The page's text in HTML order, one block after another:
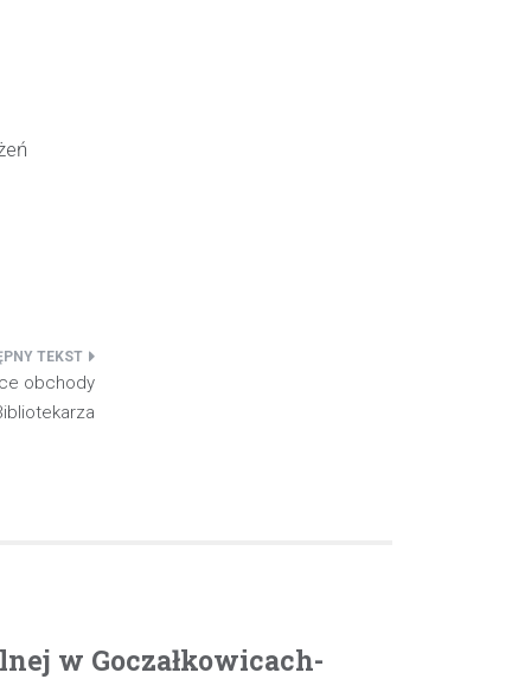
obchody
w Goczałkowicach-